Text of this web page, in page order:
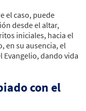
el caso, puede
desde el altar,
iniciales, hacia el
en su ausencia, el
dando vida
con el